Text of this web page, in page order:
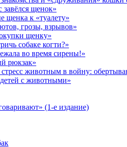
завёлся щенок»
щенка к «туалету»
грозы, взрывов»
щенку»
собаке когти?»
во время сирены!»
рюкзак»
животным в войну:
с животными»
(1-е издание)